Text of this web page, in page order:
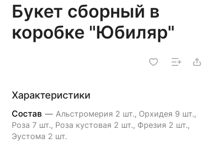
Букет сборный в
коробке "Юбиляр"
Характеристики
Состав — Альстромерия 2 шт., Орхидея 9 шт.,
Роза 7 шт., Роза кустовая 2 шт., Фрезия 2 шт.,
Эустома 2 шт.